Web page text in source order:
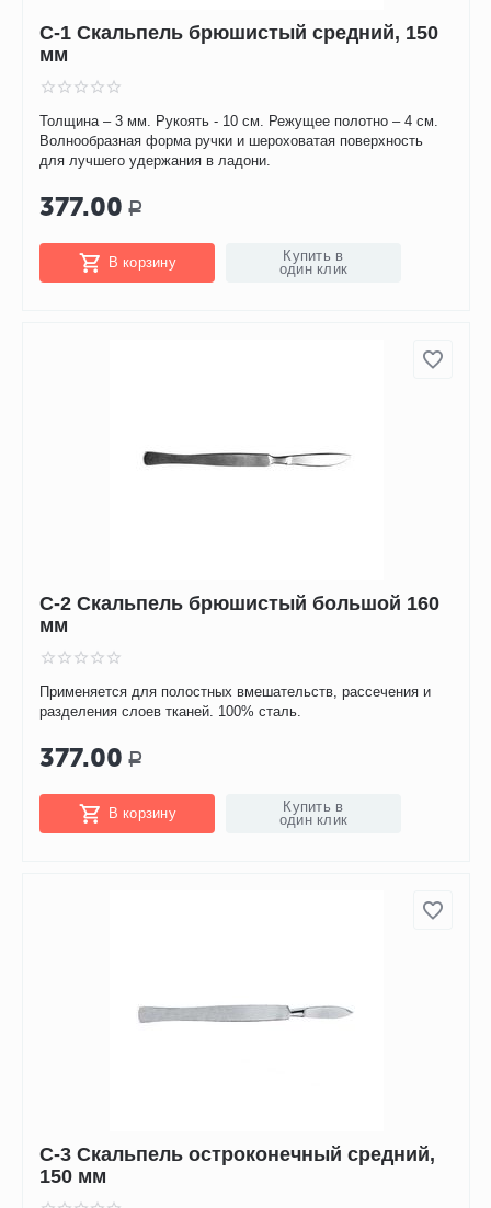
С-1 Скальпель брюшистый средний, 150
мм
Толщина – 3 мм. Рукоять - 10 см. Режущее полотно – 4 см.
Волнообразная форма ручки и шероховатая поверхность
для лучшего удержания в ладони.
377.00 Р
В корзину
Купить в
один клик
С-2 Скальпель брюшистый большой 160
мм
Применяется для полостных вмешательств, рассечения и
разделения слоев тканей. 100% сталь.
377.00 Р
В корзину
Купить в
один клик
С-3 Скальпель остроконечный средний,
150 мм